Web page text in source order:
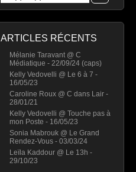
ARTICLES RÉCENTS
Mélanie Taravant @ C
Médiatique - 22/09/24 (caps)
Kelly Vedovelli @ Le 6 à 7 -
16/05/23
Caroline Roux @ C dans Lair -
28/01/21
Kelly Vedovelli @ Touche pas à
mon Poste - 16/05/23
Sonia Mabrouk @ Le Grand
Rendez-Vous - 03/03/24
Leïla Kaddour @ Le 13h -
29/10/23